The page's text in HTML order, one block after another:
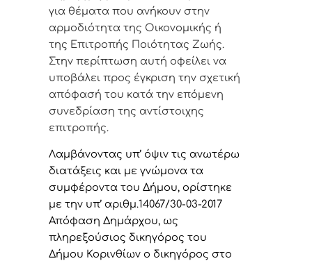
για θέματα που ανήκουν στην
αρμοδιότητα της Οικονομικής ή
της Επιτροπής Ποιότητας Ζωής.
Στην περίπτωση αυτή οφείλει να
υποβάλει προς έγκριση την σχετική
απόφασή του κατά την επόμενη
συνεδρίαση της αντίστοιχης
επιτροπής.
Λαμβάνοντας υπ’ όψιν τις ανωτέρω
διατάξεις και με γνώμονα τα
συμφέροντα του Δήμου, ορίστηκε
με την υπ’ αριθμ.14067/30-03-2017
Απόφαση Δημάρχου, ως
πληρεξούσιος δικηγόρος του
Δήμου Κορινθίων ο δικηγόρος στο